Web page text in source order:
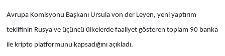
Avrupa Komisyonu Başkanı Ursula von der Leyen, yeni yaptırım
teklifinin Rusya ve üçüncü ülkelerde faaliyet gösteren toplam 90 banka
ile kripto platformunu kapsadığını açıkladı.